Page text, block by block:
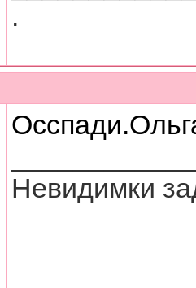
.
Невидимки